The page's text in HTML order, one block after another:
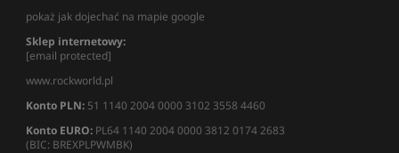
pokaż jak dojechać na mapie google
Sklep internetowy:
[email protected]
www.rockworld.pl
Konto PLN: 51 1140 2004 0000 3102 3558 4460
Konto EURO: PL64 1140 2004 0000 3812 0174 2683
(BIC: BREXPLPWMBK)